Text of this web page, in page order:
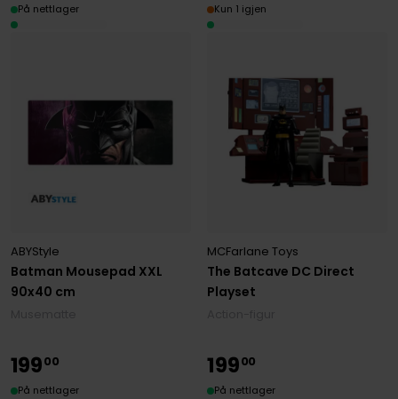
Batman Mousepad XXL
90x40 cm
ABYStyle
På nettlager
The Batcave DC Direct
Playset
MCFarlane Toys
Kun 1 igjen
19900
På nettlager
19900
På nettlager